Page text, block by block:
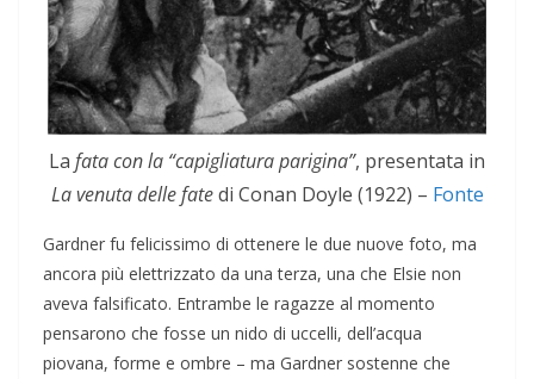
La fata con la “capigliatura parigina”, presentata in
La venuta delle fatedi Conan Doyle (1922) – Fonte
Gardner fu felicissimo di ottenere le due nuove foto, ma
ancora più elettrizzato da una terza, una che Elsie non
aveva falsificato. Entrambe le ragazze al momento
pensarono che fosse un nido di uccelli, dell’acqua
piovana, forme e ombre – ma Gardner sostenne che